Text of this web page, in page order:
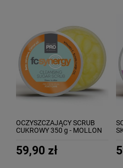
OCZYSZCZAJĄCY SCRUB
CUKROWY 350 g - MOLLON
59,90 zł